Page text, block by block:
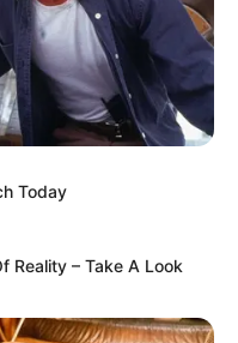
Today
Reality – Take A Look